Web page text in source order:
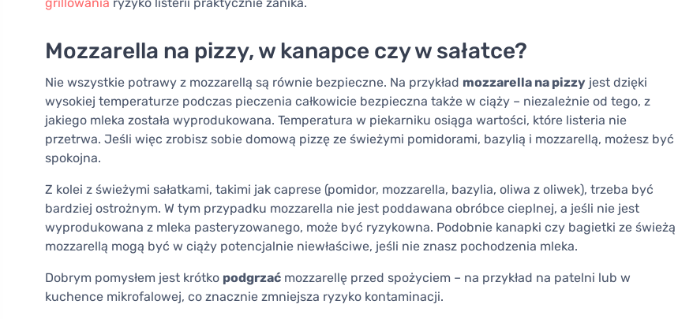
Mozzarella na pizzy, w kanapce czy w sałatce?
Nie wszystkie potrawy z mozzarellą są równie bezpieczne. Na przykład mozzarella na pizzy jest dzięki
wysokiej temperaturze podczas pieczenia całkowicie bezpieczna także w ciąży – niezależnie od tego, z
jakiego mleka została wyprodukowana. Temperatura w piekarniku osiąga wartości, które listeria nie
przetrwa. Jeśli więc zrobisz sobie domową pizzę ze świeżymi pomidorami, bazylią i mozzarellą, możesz być
spokojna.
Z kolei z świeżymi sałatkami, takimi jak caprese (pomidor, mozzarella, bazylia, oliwa z oliwek), trzeba być
bardziej ostrożnym. W tym przypadku mozzarella nie jest poddawana obróbce cieplnej, a jeśli nie jest
wyprodukowana z mleka pasteryzowanego, może być ryzykowna. Podobnie kanapki czy bagietki ze świeżą
mozzarellą mogą być w ciąży potencjalnie niewłaściwe, jeśli nie znasz pochodzenia mleka.
Dobrym pomysłem jest krótko podgrzać mozzarellę przed spożyciem – na przykład na patelni lub w
kuchence mikrofalowej, co znacznie zmniejsza ryzyko kontaminacji.